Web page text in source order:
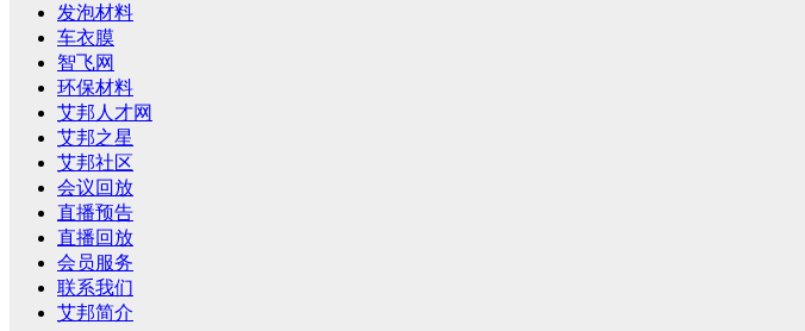
发泡材料
车衣膜
智飞网
环保材料
艾邦人才网
艾邦之星
艾邦社区
会议回放
直播预告
直播回放
会员服务
联系我们
艾邦简介